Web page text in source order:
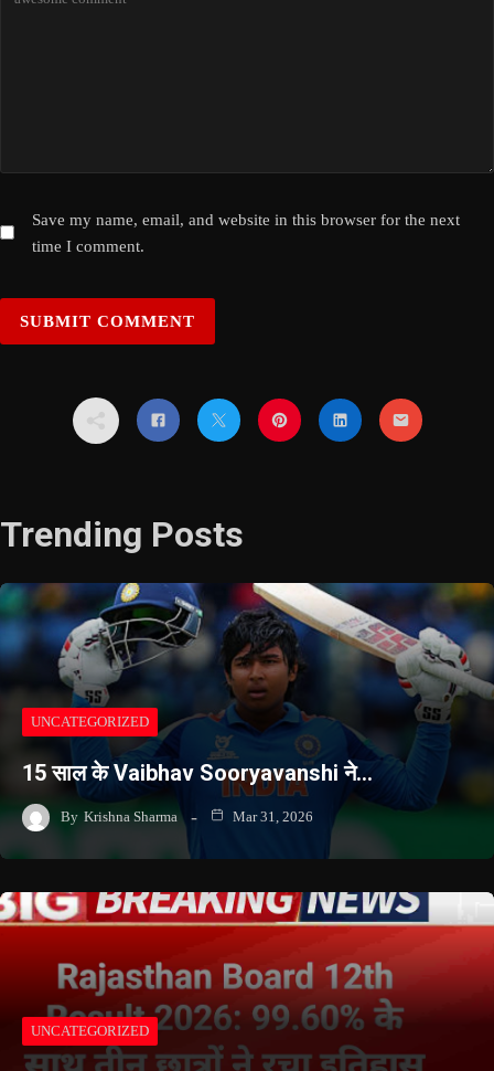
Save my name, email, and website in this browser for the next
time I comment.
Trending Posts
UNCATEGORIZED
15 साल के Vaibhav Sooryavanshi ने…
By Krishna Sharma Mar 31, 2026
UNCATEGORIZED